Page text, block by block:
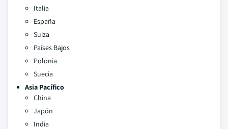
Italia
España
Suiza
Países Bajos
Polonia
Suecia
Asia Pacífico
China
Japón
India